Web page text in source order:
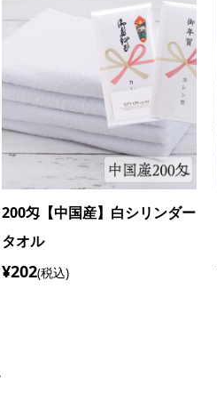
200匁【中国産】白シリンダー
タオル
¥202(税込)